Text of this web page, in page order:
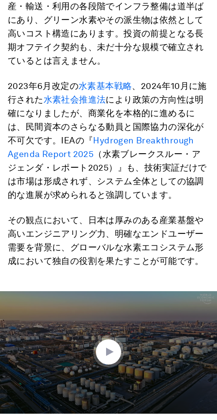
産・輸送・利用の各段階でインフラ整備は道半ば
にあり、グリーン水素やその派生物は依然として
高いコスト構造にあります。投資の前提となる長
期オフテイク契約も、未だ十分な規模で確立され
ているとは言えません。
2023年6月改定の水素基本戦略、2024年10月に施
行された水素社会推進法により政策の方向性は明
確になりましたが、商業化を本格的に進めるに
は、民間資本のさらなる動員と国際協力の深化が
不可欠です。IEAの『Hydrogen Breakthrough
Agenda Report 2025 （水素ブレークスルー・ア
ジェンダ・レポート2025）』も、技術実証だけで
は市場は形成されず、システム全体としての協調
的な進展が求められると強調しています。
その観点において、日本は厚みのある産業基盤や
高いエンジニアリング力、明確なエンドユーザー
需要を背景に、グローバルな水素エコシステム形
成において独自の役割を果たすことが可能です。
4
minutes,
44
seconds